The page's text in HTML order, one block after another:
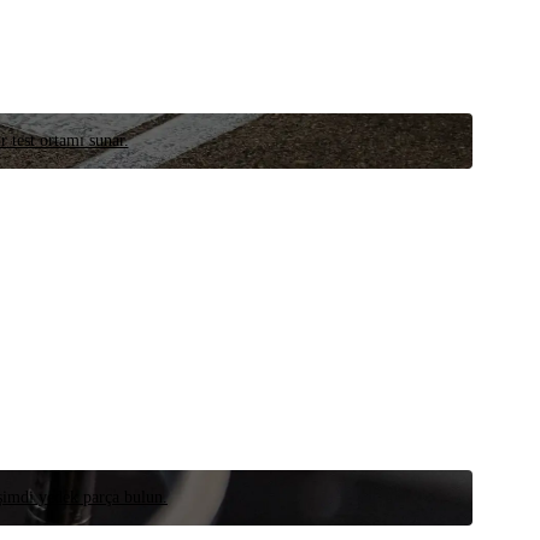
test ortamı sunar.
yedek parça bulun.